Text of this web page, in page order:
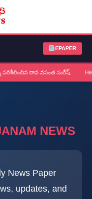
EPAPER
పరిశీలించిన దావ వసంత సురేష్
NEWS
News Paper
updates, and